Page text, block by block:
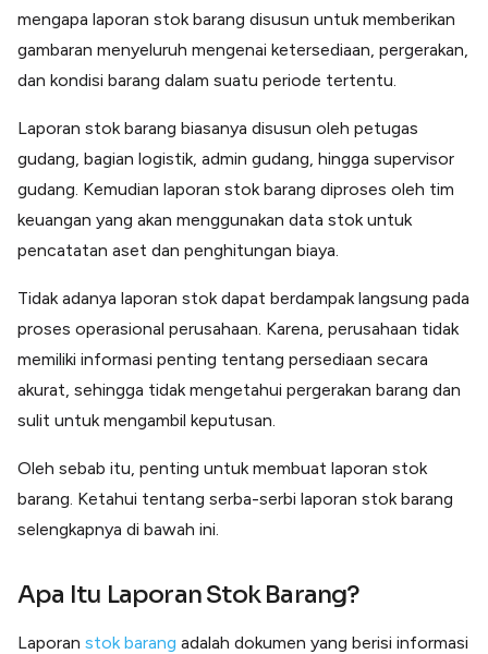
Lainnya
Open API
Integrasi sistem bisnis dengan API
Software Akuntansi
Integrasi Accurate
Integrasi Paper dengan Accurate
mengapa laporan stok barang disusun untuk memberikan
gambaran menyeluruh mengenai ketersediaan, pergerakan,
dan kondisi barang dalam suatu periode tertentu.
Laporan stok barang biasanya disusun oleh petugas
gudang, bagian logistik, admin gudang, hingga supervisor
gudang. Kemudian laporan stok barang diproses oleh tim
keuangan yang akan menggunakan data stok untuk
pencatatan aset dan penghitungan biaya.
Tidak adanya laporan stok dapat berdampak langsung pada
proses operasional perusahaan. Karena, perusahaan tidak
memiliki informasi penting tentang persediaan secara
akurat, sehingga tidak mengetahui pergerakan barang dan
sulit untuk mengambil keputusan.
Oleh sebab itu, penting untuk membuat laporan stok
barang. Ketahui tentang serba-serbi laporan stok barang
selengkapnya di bawah ini.
Apa Itu Laporan Stok Barang?
Laporan stok barang adalah dokumen yang berisi informasi